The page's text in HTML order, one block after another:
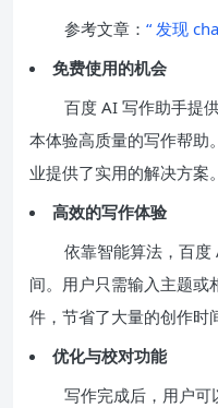
参考文章： “ 发现
免费使用的机会
百度 AI 写作助手提
本体验高质量的写作帮助
业提供了实用的解决方案。
高效的写作体验
依靠智能算法，百
间。用户只需输入主题或
件，节省了大量的创作时
优化与校对功能
写作完成后，用户